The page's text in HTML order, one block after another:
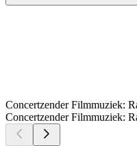
Concertzender Filmmuziek:
Concertzender Filmmuziek: